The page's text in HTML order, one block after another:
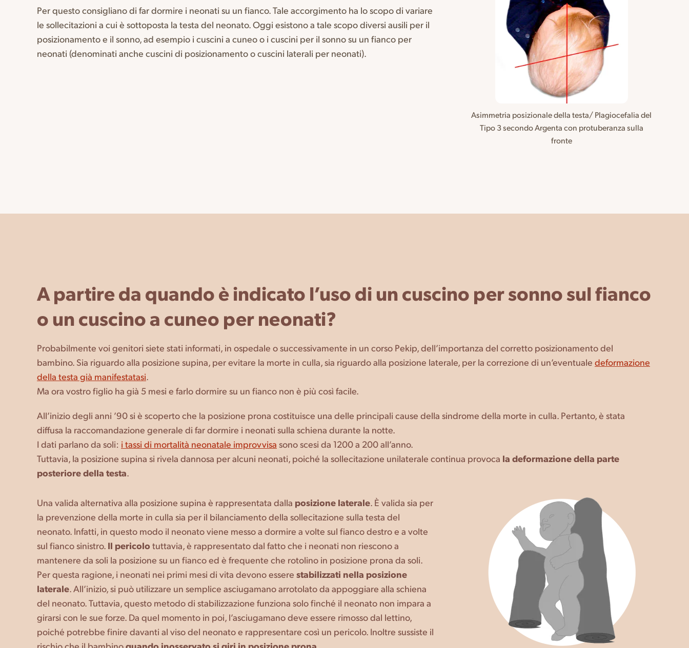
Per questo consigliano di far dormire i neonati su un fianco. Tale accorgimento ha lo scopo di variare
le sollecitazioni a cui è sottoposta la testa del neonato. Oggi esistono a tale scopo diversi ausili per il
posizionamento e il sonno, ad esempio i cuscini a cuneo o i cuscini per il sonno su un fianco per
neonati (denominati anche cuscini di posizionamento o cuscini laterali per neonati).
Asimmetria posizionale della testa/ Plagiocefalia del
Tipo 3 secondo Argenta con protuberanza sulla
fronte
A partire da quando è indicato l’uso di un cuscino per sonno sul fianco
o un cuscino a cuneo per neonati?
Probabilmente voi genitori siete stati informati, in ospedale o successivamente in un corso Pekip, dell’importanza del corretto posizionamento del
bambino. Sia riguardo alla posizione supina, per evitare la morte in culla, sia riguardo alla posizione laterale, per la correzione di un’eventuale deformazione
della testa già manifestatasi.
Ma ora vostro figlio ha già 5 mesi e farlo dormire su un fianco non è più così facile.
All’inizio degli anni ’90 si è scoperto che la posizione prona costituisce una delle principali cause della sindrome della morte in culla. Pertanto, è stata
diffusa la raccomandazione generale di far dormire i neonati sulla schiena durante la notte.
I dati parlano da soli: i tassi di mortalità neonatale improvvisa sono scesi da 1200 a 200 all’anno.
Tuttavia, la posizione supina si rivela dannosa per alcuni neonati, poiché la sollecitazione unilaterale continua provoca la deformazione della parte
posteriore della testa.
Una valida alternativa alla posizione supina è rappresentata dalla posizione laterale. È valida sia per
la prevenzione della morte in culla sia per il bilanciamento della sollecitazione sulla testa del
neonato. Infatti, in questo modo il neonato viene messo a dormire a volte sul fianco destro e a volte
sul fianco sinistro. Il pericolotuttavia, è rappresentato dal fatto che i neonati non riescono a
mantenere da soli la posizione su un fianco ed è frequente che rotolino in posizione prona da soli.
Per questa ragione, i neonati nei primi mesi di vita devono essere stabilizzati nella posizione
laterale. All’inizio, si può utilizzare un semplice asciugamano arrotolato da appoggiare alla schiena
del neonato. Tuttavia, questo metodo di stabilizzazione funziona solo finché il neonato non impara a
girarsi con le sue forze. Da quel momento in poi, l’asciugamano deve essere rimosso dal lettino,
poiché potrebbe finire davanti al viso del neonato e rappresentare così un pericolo. Inoltre sussiste il